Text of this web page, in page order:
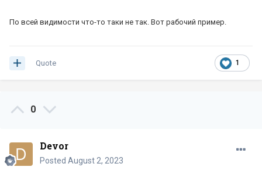
По всей видимости что-то таки не так. Вот рабочий пример.
1
Quote
0
Devor
Posted August 2, 2023